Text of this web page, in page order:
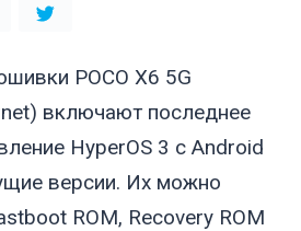
POCO X6 5G
) включают последнее
HyperOS 3 с Android
версии. Их можно
ROM, Recovery ROM